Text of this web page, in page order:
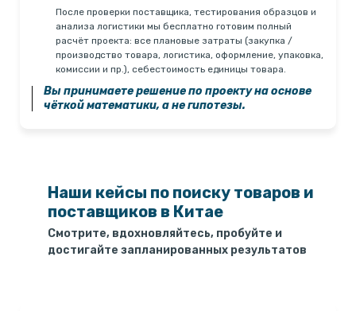
После проверки поставщика, тестирования образцов и
анализа логистики мы бесплатно готовим полный
расчёт проекта: все плановые затраты (закупка /
производство товара, логистика, оформление, упаковка,
комиссии и пр.), себестоимость единицы товара.
Вы принимаете решение по проекту на основе
чёткой математики, а не гипотезы.
Наши кейсы по поиску товаров и
поставщиков в Китае
Смотрите, вдохновляйтесь, пробуйте и
достигайте запланированных результатов